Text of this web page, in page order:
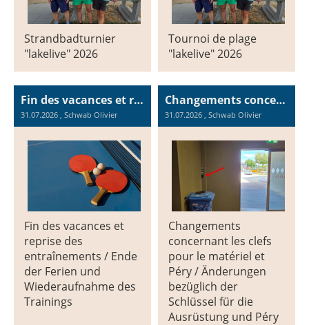
Strandbadturnier
"lakelive" 2026
Tournoi de plage
"lakelive" 2026
Fin des vacances et reprise des entraînements / Ende der Ferien und Wiederaufnahme des Trainings
31.07.2026 , Schwab Olivier
Fin des vacances et
reprise des
entraînements / Ende
der Ferien und
Wiederaufnahme des
Trainings
Changements concernant les clefs pour le matériel et Péry / Änderungen bezüglich der Schlüssel für die Ausrüstung und Péry
31.07.2026 , Schwab Olivier
Changements
concernant les clefs
pour le matériel et
Péry / Änderungen
bezüglich der
Schlüssel für die
Ausrüstung und Péry